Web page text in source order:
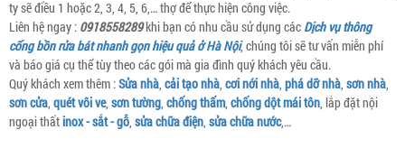
ty sẽ điều 1 hoặc 2, 3, 4, 5, 6,… thợ để thực hiện công việc.
Liên hệ ngay : 0918558289khi bạn có nhu cầu sử dụng các Dịch vụ thông
cống bồn rửa bát nhanh gọn hiệu quả ở Hà Nội, chúng tôi sẽ tư vấn miễn phí
và báo giá cụ thể tùy theo các gói mà gia đình quý khách yêu cầu.
Quý khách xem thêm :Sửa nhà, cải tạo nhà, cơi nới nhà, phá dỡ nhà, sơn nhà,
sơn cửa, quét vôi ve, sơn tường, chống thấm, chống dột mái tôn, lắp đặt nội
ngoại thấtinox - sắt - gỗ, sửa chữa điện, sửa chữa nước,…